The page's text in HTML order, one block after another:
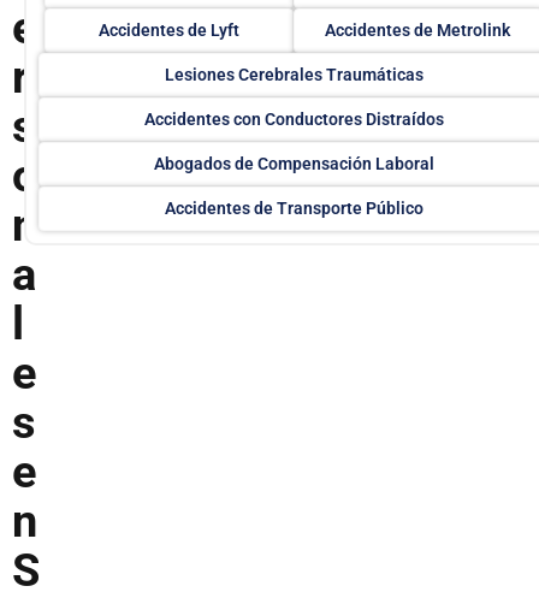
e
r
s
o
n
a
e
s
e
n
S
Accidentes de Lyft Accidentes de Metrolink
Lesiones Cerebrales Traumáticas
Accidentes con Conductores Distraídos
Abogados de Compensación Laboral
Accidentes de Transporte Público